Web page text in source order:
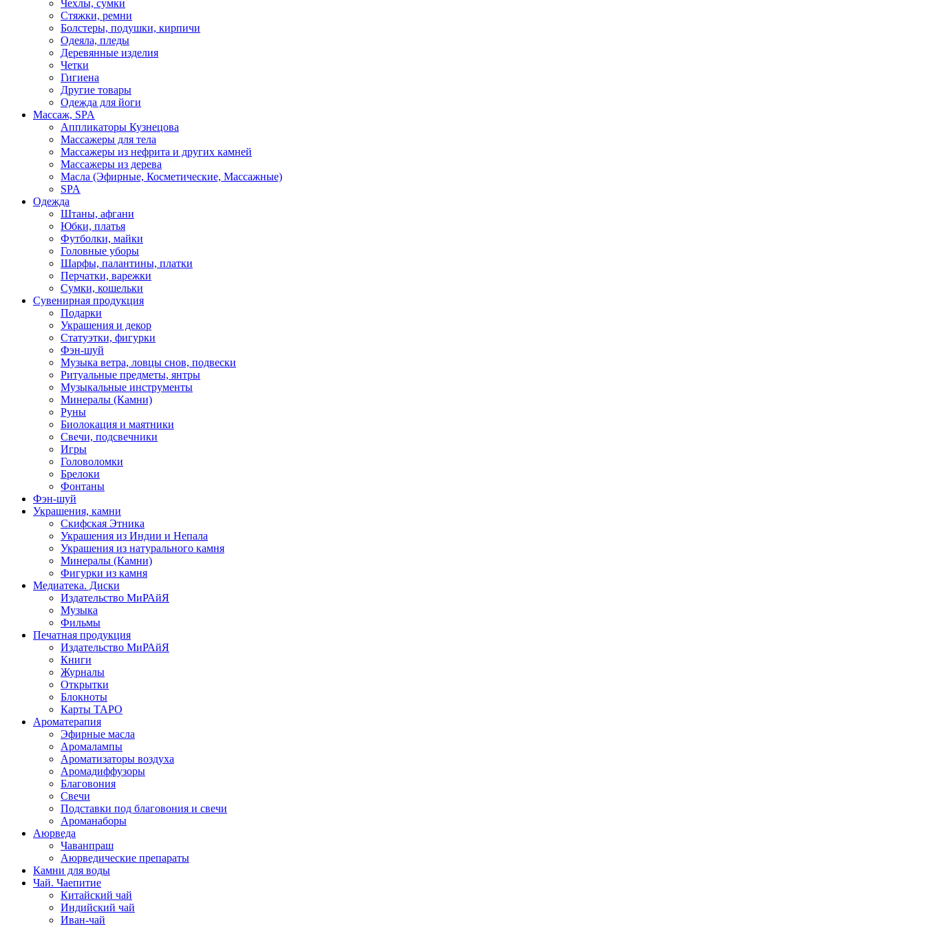
Чехлы, сумки
Стяжки, ремни
Болстеры, подушки, кирпичи
Одеяла, пледы
Деревянные изделия
Четки
Гигиена
Другие товары
Одежда для йоги
Массаж, SPA
Аппликаторы Кузнецова
Массажеры для тела
Массажеры из нефрита и других камней
Массажеры из дерева
Масла (Эфирные, Косметические, Массажные)
SPA
Одежда
Штаны, афгани
Юбки, платья
Футболки, майки
Головные уборы
Шарфы, палантины, платки
Перчатки, варежки
Сумки, кошельки
Сувенирная продукция
Подарки
Украшения и декор
Статуэтки, фигурки
Фэн-шуй
Музыка ветра, ловцы снов, подвески
Ритуальные предметы, янтры
Музыкальные инструменты
Минералы (Камни)
Руны
Биолокация и маятники
Свечи, подсвечники
Игры
Головоломки
Брелоки
Фонтаны
Фэн-шуй
Украшения, камни
Скифская Этника
Украшения из Индии и Непала
Украшения из натурального камня
Минералы (Камни)
Фигурки из камня
Медиатека. Диски
Издательство МиРАйЯ
Музыка
Фильмы
Печатная продукция
Издательство МиРАйЯ
Книги
Журналы
Открытки
Блокноты
Карты ТАРО
Ароматерапия
Эфирные масла
Аромалампы
Ароматизаторы воздуха
Аромадиффузоры
Благовония
Свечи
Подставки под благовония и свечи
Ароманаборы
Аюрведа
Чаванпраш
Аюрведические препараты
Камни для воды
Чай. Чаепитие
Китайский чай
Индийский чай
Иван-чай